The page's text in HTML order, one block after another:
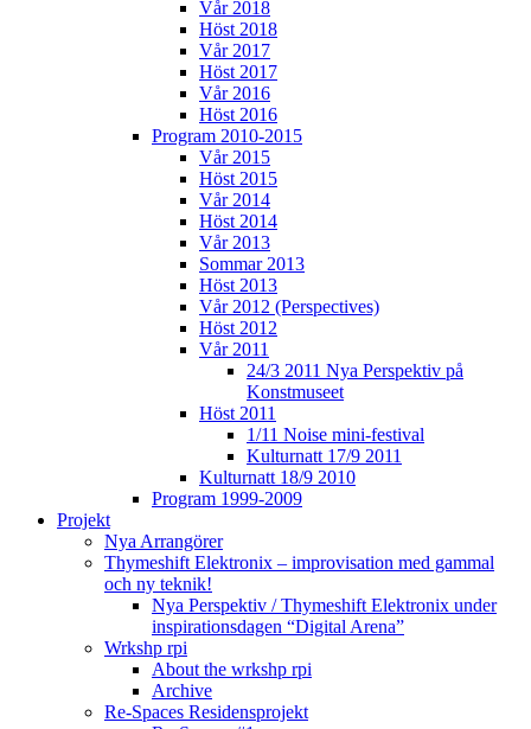
Vår 2018
Höst 2018
Vår 2017
Höst 2017
Vår 2016
Höst 2016
Program 2010-2015
Vår 2015
Höst 2015
Vår 2014
Höst 2014
Vår 2013
Sommar 2013
Höst 2013
Vår 2012 (Perspectives)
Höst 2012
Vår 2011
24/3 2011 Nya Perspektiv på
Konstmuseet
Höst 2011
1/11 Noise mini-festival
Kulturnatt 17/9 2011
Kulturnatt 18/9 2010
Program 1999-2009
Projekt
Nya Arrangörer
Thymeshift Elektronix – improvisation med gammal
och ny teknik!
Nya Perspektiv / Thymeshift Elektronix under
inspirationsdagen “Digital Arena”
Wrkshp rpi
About the wrkshp rpi
Archive
Re-Spaces Residensprojekt